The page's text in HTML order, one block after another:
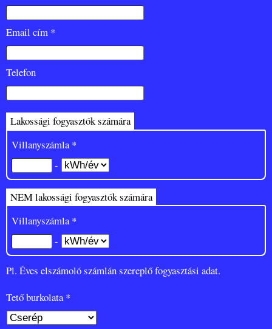
Email cím *
Telefon
Lakossági fogyasztók számára
Villanyszámla *
-
NEM lakossági fogyasztók számára
Villanyszámla *
-
Pl. Éves elszámoló számlán szereplő fogyasztási adat.
Tető burkolata *